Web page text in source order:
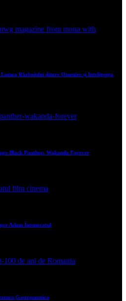
Războiului dintre Omenire și Inteligența
Black Panther: Wakanda Forever
Adam Întunecatul
Gastronomica